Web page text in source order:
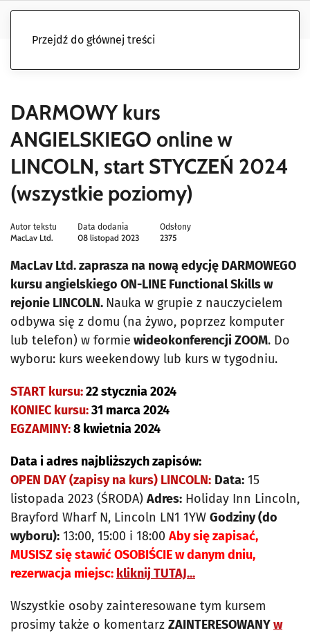
Przejdź do głównej treści
DARMOWY kurs
ANGIELSKIEGO online w
LINCOLN, start STYCZEŃ 2024
(wszystkie poziomy)
Autor tekstu
MacLav Ltd.
Data dodania
08 listopad 2023
Odsłony
2375
MacLav Ltd. zaprasza na nową edycję DARMOWEGO
kursu angielskiego ON-LINE Functional Skills w
rejonie LINCOLN. Nauka w grupie z nauczycielem
odbywa się z domu (na żywo, poprzez komputer
lub telefon) w formie wideokonferencji ZOOM. Do
wyboru: kurs weekendowy lub kurs w tygodniu.
START kursu:22 stycznia 2024
KONIEC kursu:31 marca 2024
EGZAMINY:8 kwietnia 2024
Data i adres najbliższych zapisów:
OPEN DAY (zapisy na kurs) LINCOLN: Data: 15
listopada 2023 (ŚRODA) Adres: Holiday Inn Lincoln,
Brayford Wharf N, Lincoln LN1 1YW Godziny (do
wyboru): 13:00, 15:00 i 18:00Aby się zapisać,
MUSISZ się stawić OSOBIŚCIE w danym dniu,
rezerwacja miejsc: kliknij TUTAJ...
Wszystkie osoby zainteresowane tym kursem
prosimy także o komentarz ZAINTERESOWANYw